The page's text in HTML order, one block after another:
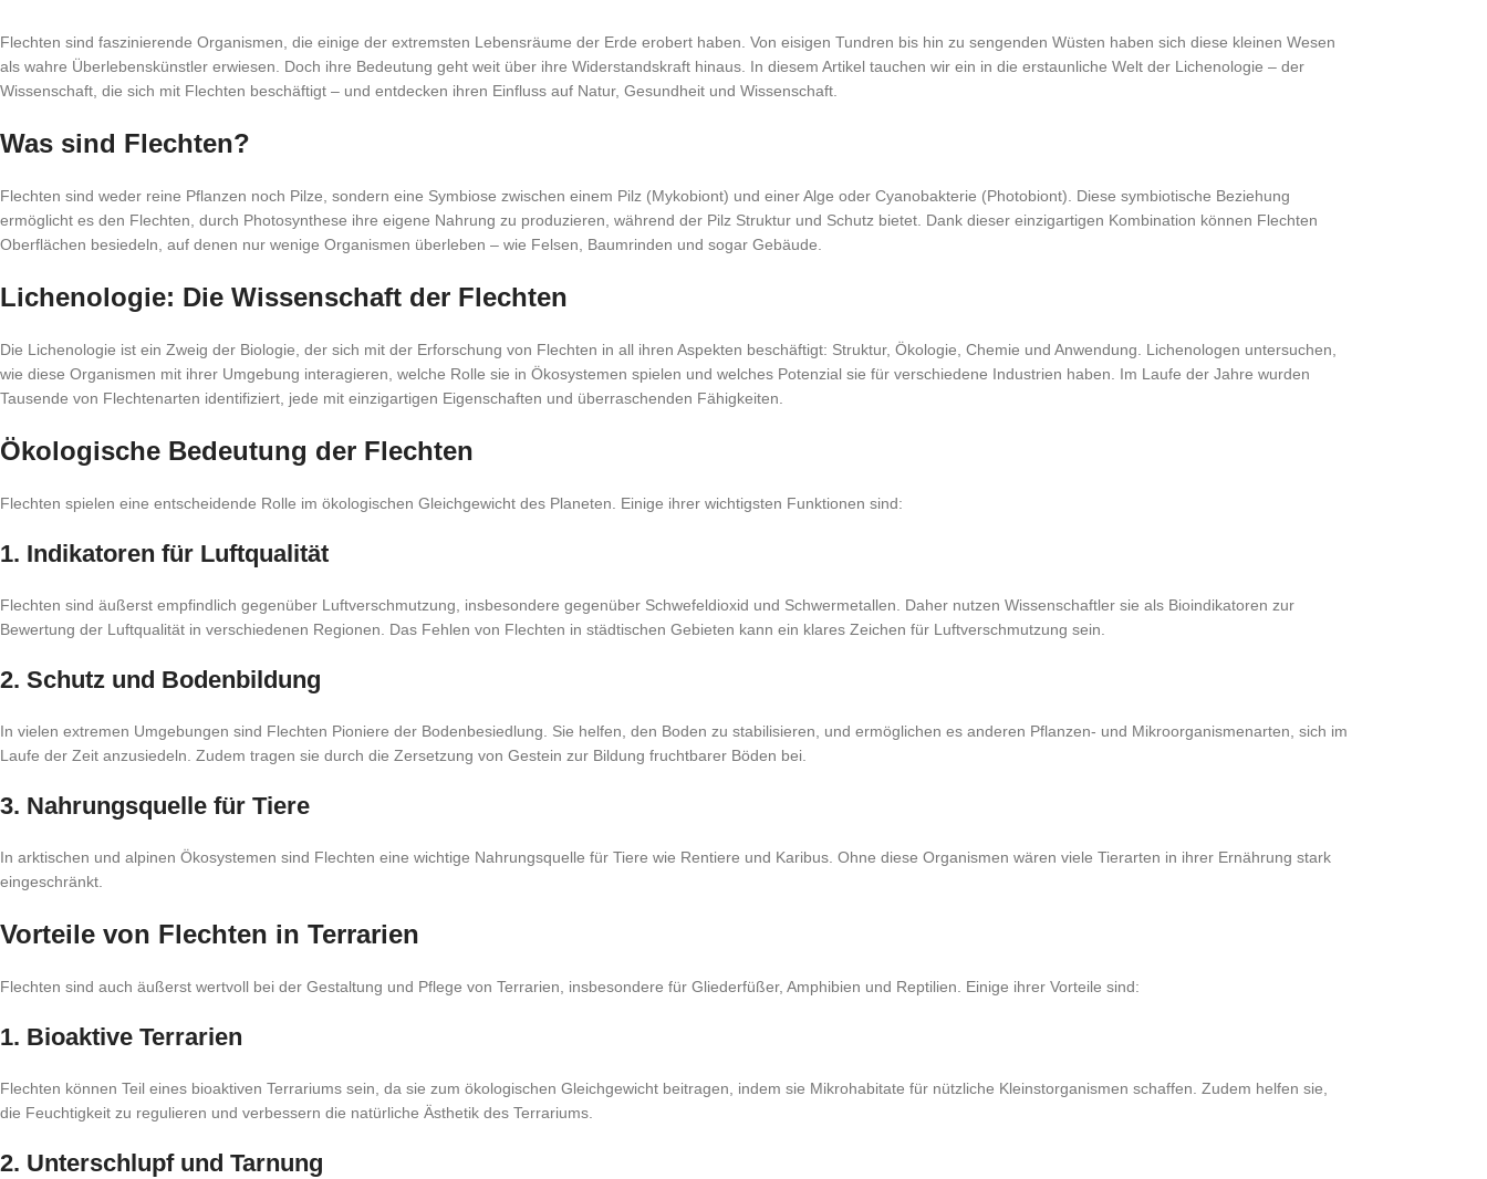
Flechten sind faszinierende Organismen, die einige der extremsten Lebensräume der Erde erobert haben. Von eisigen Tundren bis hin zu sengenden Wüsten haben sich diese kleinen Wesen
als wahre Überlebenskünstler erwiesen. Doch ihre Bedeutung geht weit über ihre Widerstandskraft hinaus. In diesem Artikel tauchen wir ein in die erstaunliche Welt der Lichenologie – der
Wissenschaft, die sich mit Flechten beschäftigt – und entdecken ihren Einfluss auf Natur, Gesundheit und Wissenschaft.
Was sind Flechten?
Flechten sind weder reine Pflanzen noch Pilze, sondern eine Symbiose zwischen einem Pilz (Mykobiont) und einer Alge oder Cyanobakterie (Photobiont). Diese symbiotische Beziehung
ermöglicht es den Flechten, durch Photosynthese ihre eigene Nahrung zu produzieren, während der Pilz Struktur und Schutz bietet. Dank dieser einzigartigen Kombination können Flechten
Oberflächen besiedeln, auf denen nur wenige Organismen überleben – wie Felsen, Baumrinden und sogar Gebäude.
Lichenologie: Die Wissenschaft der Flechten
Die Lichenologie ist ein Zweig der Biologie, der sich mit der Erforschung von Flechten in all ihren Aspekten beschäftigt: Struktur, Ökologie, Chemie und Anwendung. Lichenologen untersuchen,
wie diese Organismen mit ihrer Umgebung interagieren, welche Rolle sie in Ökosystemen spielen und welches Potenzial sie für verschiedene Industrien haben. Im Laufe der Jahre wurden
Tausende von Flechtenarten identifiziert, jede mit einzigartigen Eigenschaften und überraschenden Fähigkeiten.
Ökologische Bedeutung der Flechten
Flechten spielen eine entscheidende Rolle im ökologischen Gleichgewicht des Planeten. Einige ihrer wichtigsten Funktionen sind:
1. Indikatoren für Luftqualität
Flechten sind äußerst empfindlich gegenüber Luftverschmutzung, insbesondere gegenüber Schwefeldioxid und Schwermetallen. Daher nutzen Wissenschaftler sie als Bioindikatoren zur
Bewertung der Luftqualität in verschiedenen Regionen. Das Fehlen von Flechten in städtischen Gebieten kann ein klares Zeichen für Luftverschmutzung sein.
2. Schutz und Bodenbildung
In vielen extremen Umgebungen sind Flechten Pioniere der Bodenbesiedlung. Sie helfen, den Boden zu stabilisieren, und ermöglichen es anderen Pflanzen- und Mikroorganismenarten, sich im
Laufe der Zeit anzusiedeln. Zudem tragen sie durch die Zersetzung von Gestein zur Bildung fruchtbarer Böden bei.
3. Nahrungsquelle für Tiere
In arktischen und alpinen Ökosystemen sind Flechten eine wichtige Nahrungsquelle für Tiere wie Rentiere und Karibus. Ohne diese Organismen wären viele Tierarten in ihrer Ernährung stark
eingeschränkt.
Vorteile von Flechten in Terrarien
Flechten sind auch äußerst wertvoll bei der Gestaltung und Pflege von Terrarien, insbesondere für Gliederfüßer, Amphibien und Reptilien. Einige ihrer Vorteile sind:
1. Bioaktive Terrarien
Flechten können Teil eines bioaktiven Terrariums sein, da sie zum ökologischen Gleichgewicht beitragen, indem sie Mikrohabitate für nützliche Kleinstorganismen schaffen. Zudem helfen sie,
die Feuchtigkeit zu regulieren und verbessern die natürliche Ästhetik des Terrariums.
2. Unterschlupf und Tarnung